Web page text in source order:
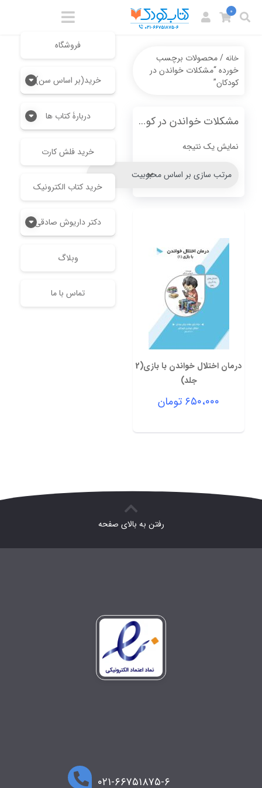
فروشگاه
خرید(بر اساس سن)
دربارۀ کتاب ها
خرید فلش کارت
خرید کتاب الکترونیک
دکتر داریوش صادقی
وبلاگ
تماس با ما
0
خانه/ محصولات برچسب
خورده “مشکلات خواندن در
کودکان”
مشکلات خواندن در کودکان
نمایش یک نتیجه
درمان اختلال خواندن با بازی(2
جلد)
۶۵۰،۰۰۰ تومان
رفتن به بالای صفحه
۰۲۱-۶۶۷۵۱۸۷۵-۶